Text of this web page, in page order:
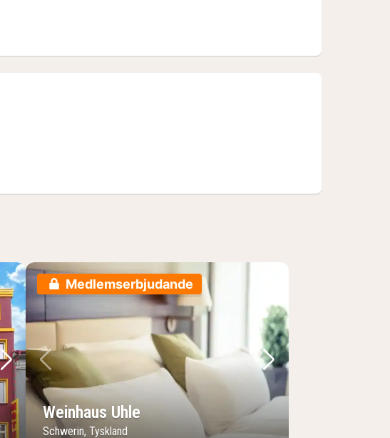
Nästa bild
Medlemserbjudande
Föregående bild
Nästa bild
Weinhaus Uhle
Schwerin, Tyskland